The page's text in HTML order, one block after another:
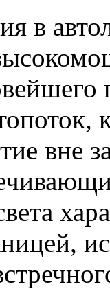
в
вне